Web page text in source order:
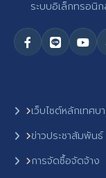
ระบบอิเล็กทรอนิ
เว็บไซต์หลักเทศบ
ข่าวประชาสัมพันธ์
การจัดซื้อจัดจ้าง